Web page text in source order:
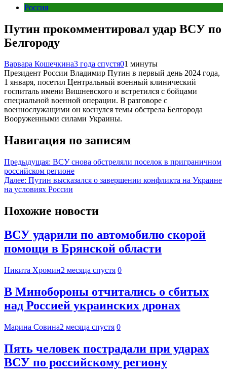
Россия
Путин прокомментировал удар ВСУ по
Белгороду
Варвара Кошечкина3 года спустя01 минуты
Президент России Владимир Путин в первый день 2024 года,
1 января, посетил Центральный военный клинический
госпиталь имени Вишневского и встретился с бойцами
специальной военной операции. В разговоре с
военнослужащими он коснулся темы обстрела Белгорода
Вооруженными силами Украины.
Навигация по записям
Предыдущая: ВСУ снова обстреляли поселок в приграничном
российском регионе
Далее: Путин высказался о завершении конфликта на Украине
на условиях России
Похожие новости
ВСУ ударили по автомобилю скорой
помощи в Брянской области
Никита Хромин2 месяца спустя 0
В Минобороны отчитались о сбитых
над Россией украинских дронах
Марина Совина2 месяца спустя 0
Пять человек пострадали при ударах
ВСУ по российскому региону